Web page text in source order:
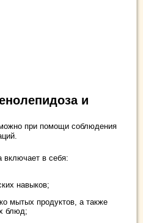
и
при помощи соблюдения
включает в себя:
навыков;
мытых продуктов, а также
блюд;